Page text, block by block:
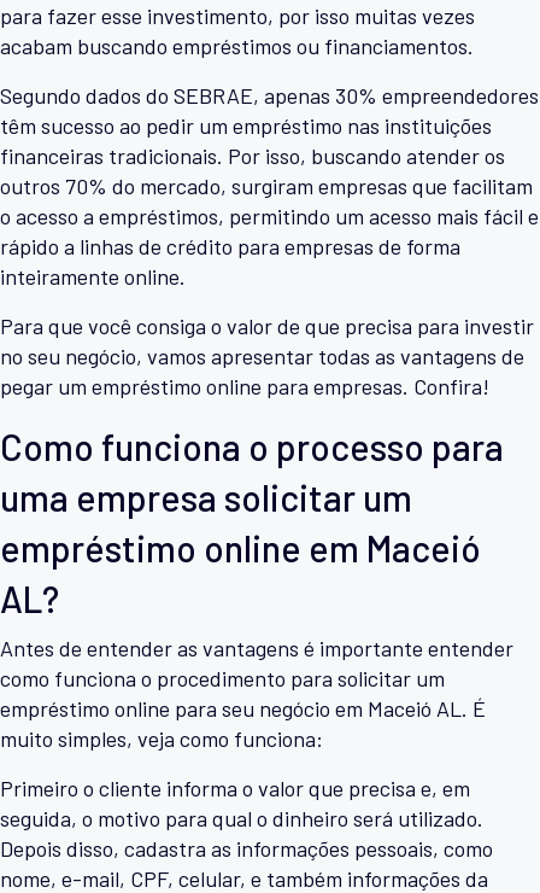
para fazer esse investimento, por isso muitas vezes
acabam buscando empréstimos ou financiamentos.
Segundo dados do SEBRAE, apenas 30% empreendedores
têm sucesso ao pedir um empréstimo nas instituições
financeiras tradicionais. Por isso, buscando atender os
outros 70% do mercado, surgiram empresas que facilitam
o acesso a empréstimos, permitindo um acesso mais fácil e
rápido a linhas de crédito para empresas de forma
inteiramente online.
Para que você consiga o valor de que precisa para investir
no seu negócio, vamos apresentar todas as vantagens de
pegar um empréstimo online para empresas. Confira!
Como funciona o processo para
uma empresa solicitar um
empréstimo online em Maceió
AL?
Antes de entender as vantagens é importante entender
como funciona o procedimento para solicitar um
empréstimo online para seu negócio em Maceió AL. É
muito simples, veja como funciona:
Primeiro o cliente informa o valor que precisa e, em
seguida, o motivo para qual o dinheiro será utilizado.
Depois disso, cadastra as informações pessoais, como
nome, e-mail, CPF, celular, e também informações da